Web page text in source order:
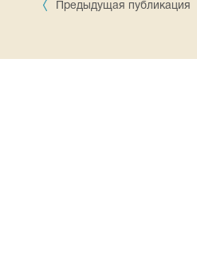
Предыдущая публикация